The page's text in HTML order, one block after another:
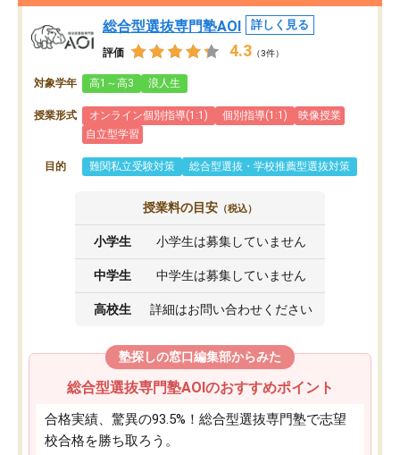
総合型選抜専門塾AOI 詳しく見る
評価 4.3 （3件）
対象学年 高1～高3 浪人生
授業形式 オンライン個別指導(1:1) 個別指導(1:1)
映像授業
自立型学習
目的 難関私立受験対策 総合型選抜・学校推薦型選抜対策
授業料の目安 （税込）
小学生 小学生は募集していません
中学生 中学生は募集していません
高校生 詳細はお問い合わせください
塾探しの窓口編集部からみた
総合型選抜専門塾AOIのおすすめポイント
合格実績、驚異の93.5%！総合型選抜専門塾で志望
校合格を勝ち取ろう。